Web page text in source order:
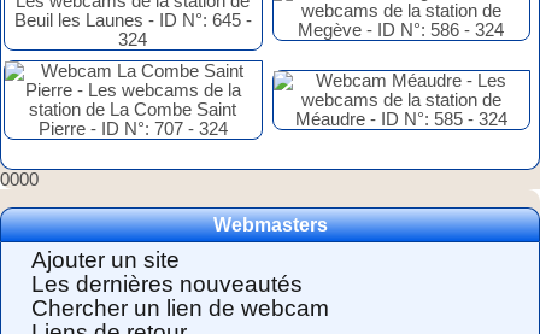
0000
Webmasters
Ajouter un site
Les dernières nouveautés
Chercher un lien de webcam